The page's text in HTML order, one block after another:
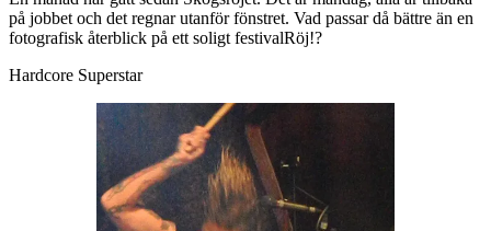
på jobbet och det regnar utanför fönstret. Vad passar då bättre än en
fotografisk återblick på ett soligt festivalRöj!?
Hardcore Superstar